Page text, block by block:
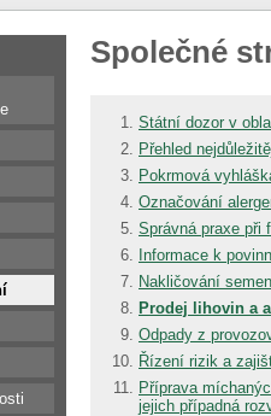
Společné
Státní dozor v
Přehled
Pokrmová
Označování
Správná praxe při
Informace k
Nakličování
Prodej lihovin a
Odpady z
Řízení rizik a
Příprava
jejich případná